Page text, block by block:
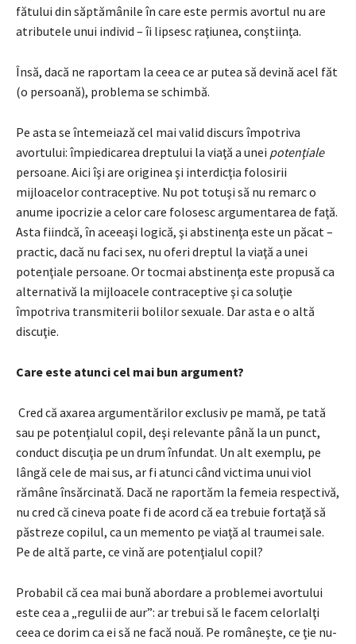
fătului din săptămânile în care este permis avortul nu are
atributele unui individ – îi lipsesc raţiunea, conştiinţa.
Însă, dacă ne raportam la ceea ce ar putea să devină acel făt
(o persoană), problema se schimbă.
Pe asta se întemeiază cel mai valid discurs împotriva
avortului: împiedicarea dreptului la viaţă a unei potenţiale
persoane. Aici îşi are originea şi interdicţia folosirii
mijloacelor contraceptive. Nu pot totuşi să nu remarc o
anume ipocrizie a celor care folosesc argumentarea de faţă.
Asta fiindcă, în aceeaşi logică, şi abstinenţa este un păcat –
practic, dacă nu faci sex, nu oferi dreptul la viaţă a unei
potenţiale persoane. Or tocmai abstinenţa este propusă ca
alternativă la mijloacele contraceptive şi ca soluţie
împotriva transmiterii bolilor sexuale. Dar asta e o altă
discuţie.
Care este atunci cel mai bun argument?
Cred că axarea argumentărilor exclusiv pe mamă, pe tată
sau pe potenţialul copil, deşi relevante până la un punct,
conduct discuţia pe un drum înfundat. Un alt exemplu, pe
lângă cele de mai sus, ar fi atunci când victima unui viol
rămâne însărcinată. Dacă ne raportăm la femeia respectivă,
nu cred că cineva poate fi de acord că ea trebuie fortaţă să
păstreze copilul, ca un memento pe viaţă al traumei sale.
Pe de altă parte, ce vină are potenţialul copil?
Probabil că cea mai bună abordare a problemei avortului
este cea a „regulii de aur”: ar trebui să le facem celorlalţi
ceea ce dorim ca ei să ne facă nouă. Pe româneşte, ce ţie nu-